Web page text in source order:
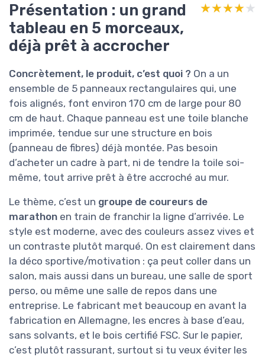
Présentation : un grand
tableau en 5 morceaux,
déjà prêt à accrocher
★★★★★
★★★★★
Concrètement, le produit, c’est quoi ? On a un
ensemble de 5 panneaux rectangulaires qui, une
fois alignés, font environ 170 cm de large pour 80
cm de haut. Chaque panneau est une toile blanche
imprimée, tendue sur une structure en bois
(panneau de fibres) déjà montée. Pas besoin
d’acheter un cadre à part, ni de tendre la toile soi-
même, tout arrive prêt à être accroché au mur.
Le thème, c’est un groupe de coureurs de
marathon en train de franchir la ligne d’arrivée. Le
style est moderne, avec des couleurs assez vives et
un contraste plutôt marqué. On est clairement dans
la déco sportive/motivation : ça peut coller dans un
salon, mais aussi dans un bureau, une salle de sport
perso, ou même une salle de repos dans une
entreprise. Le fabricant met beaucoup en avant la
fabrication en Allemagne, les encres à base d’eau,
sans solvants, et le bois certifié FSC. Sur le papier,
c’est plutôt rassurant, surtout si tu veux éviter les